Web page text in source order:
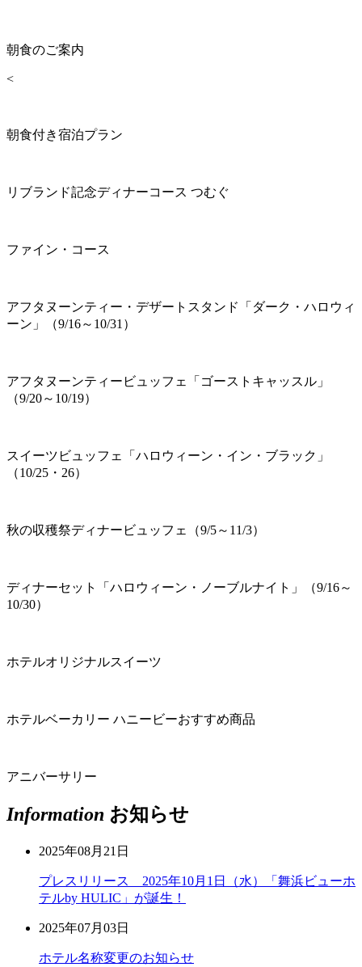
朝食のご案内
<
朝食付き宿泊プラン
リブランド記念ディナーコース つむぐ
ファイン・コース
アフタヌーンティー・デザートスタンド「ダーク・ハロウィ
ーン」（9/16～10/31）
アフタヌーンティービュッフェ「ゴーストキャッスル」
（9/20～10/19）
スイーツビュッフェ「ハロウィーン・イン・ブラック」
（10/25・26）
秋の収穫祭ディナービュッフェ（9/5～11/3）
ディナーセット「ハロウィーン・ノーブルナイト」（9/16～
10/30）
ホテルオリジナルスイーツ
ホテルベーカリー ハニービーおすすめ商品
アニバーサリー
Information お知らせ
2025年08月21日
プレスリリース 2025年10月1日（水）「舞浜ビューホ
テルby HULIC」が誕生！
2025年07月03日
ホテル名称変更のお知らせ